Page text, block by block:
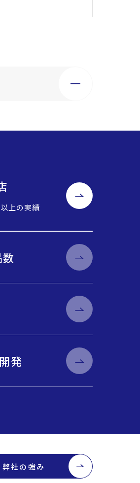
上の実績
発
弊社の強み